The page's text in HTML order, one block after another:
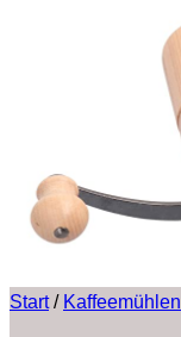
Start / Kaffeemühlen